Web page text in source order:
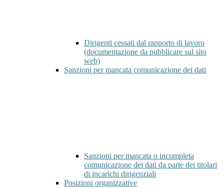
Dirigenti cessati dal rapporto di lavoro
(documentazione da pubblicare sul sito
web)
Sanzioni per mancata comunicazione dei dati
Sanzioni per mancata o incompleta
comunicazione dei dati da parte dei titolari
di incarichi dirigenziali
Posizioni organizzative